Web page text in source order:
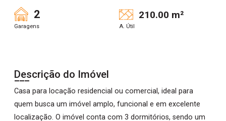
2
Garagens
210.00 m²
A. Útil
Descrição do Imóvel
Casa para locação residencial ou comercial, ideal para
quem busca um imóvel amplo, funcional e em excelente
localização. O imóvel conta com 3 dormitórios, sendo um